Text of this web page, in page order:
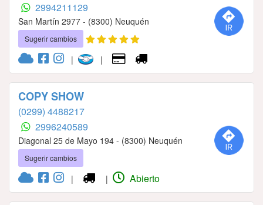
2994211129
San Martín 2977 - (8300) Neuquén
Sugerir cambios
| |
COPY SHOW
(0299) 4488217
2996240589
Diagonal 25 de Mayo 194 - (8300) Neuquén
Sugerir cambios
| | Abierto